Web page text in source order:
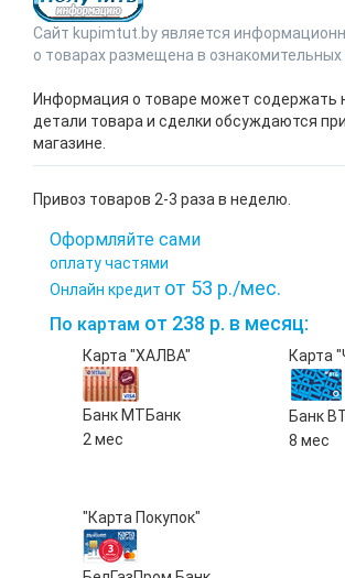
Сайт kupimtut.by является
о товарах размещена в ознакомительных
Информация о товаре может содержать
детали товара и сделки обсуждаются
магазине.
Привоз товаров 2-3 раза в неделю.
Оформляйте сами
оплату частями
Онлайн кредит от 53 р./мес.
По картам от 238 р. в месяц:
Карта "ХАЛВА"
Банк МТБанк
2 мес
Карта
Банк
8 мес
"Карта Покупок"